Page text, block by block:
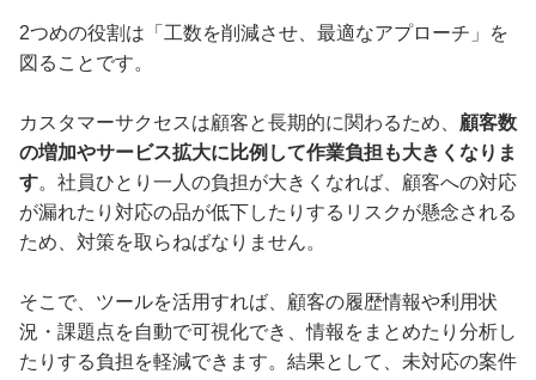
2つめの役割は「工数を削減させ、最適なアプローチ」を
図ることです。
カスタマーサクセスは顧客と長期的に関わるため、 顧客数
の増加やサービス拡大に比例して作業負担も大きくなりま
す。社員ひとり一人の負担が大きくなれば、顧客への対応
が漏れたり対応の品が低下したりするリスクが懸念される
ため、対策を取らねばなりません。
そこで、ツールを活用すれば、顧客の履歴情報や利用状
況・課題点を自動で可視化でき、情報をまとめたり分析し
たりする負担を軽減できます。結果として、未対応の案件